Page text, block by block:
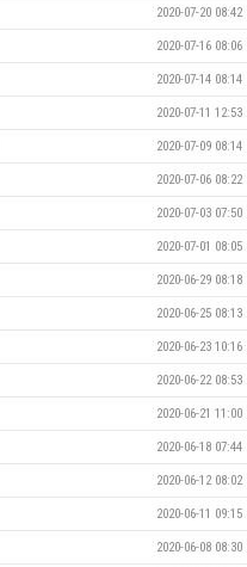
2020-07-20 08:42
2020-07-16 08:06
2020-07-14 08:14
2020-07-11 12:53
2020-07-09 08:14
2020-07-06 08:22
2020-07-03 07:50
2020-07-01 08:05
2020-06-29 08:18
2020-06-25 08:13
2020-06-23 10:16
2020-06-22 08:53
2020-06-21 11:00
2020-06-18 07:44
2020-06-12 08:02
2020-06-11 09:15
2020-06-08 08:30